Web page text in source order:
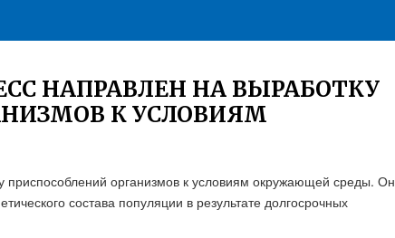
НАПРАВЛЕН НА ВЫРАБОТКУ
К УСЛОВИЯМ
организмов к условиям окружающей среды. Он
состава популяции в результате долгосрочных